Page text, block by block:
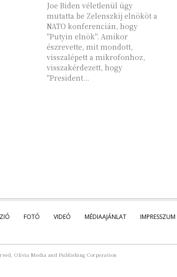
Joe Biden véletlenül úgy
mutatta be Zelenszkij elnököt a
NATO konferencián, hogy
"Putyin elnök". Amikor
észrevette, mit mondott,
visszalépett a mikrofonhoz,
visszakérdezett, hogy
"President...
FOTÓ VIDEÓ MÉDIAAJÁNLAT IMPRESSZUM
Olivia Media and Publishing Corporation